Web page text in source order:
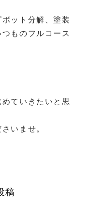
ット分解、塗装
ものフルコース
ていきたいと思
いませ。
稿